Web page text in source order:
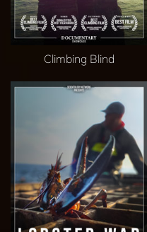
Climbing Blind